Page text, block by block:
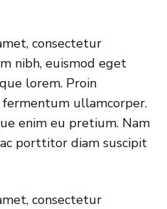
consectetur
nibh, euismod eget
lorem. Proin
ullamcorper.
enim eu pretium. Nam
porttitor diam suscipit
consectetur